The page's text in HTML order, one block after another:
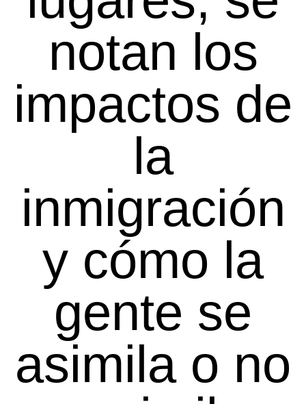
notan los
impactos de
la
inmigración
y cómo la
gente se
asimila o no